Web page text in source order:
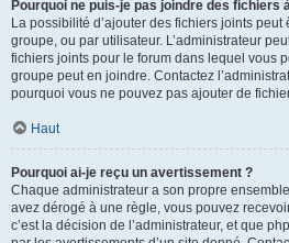
Pourquoi ne puis-je pas joindre des fichiers
La possibilité d’ajouter des fichiers joints
groupe, ou par utilisateur. L’administrateur
fichiers joints pour le forum dans lequel vous
groupe peut en joindre. Contactez
pourquoi vous ne pouvez pas ajouter de
Haut
Pourquoi ai-je reçu un avertissement ?
Chaque administrateur a son propre
avez dérogé à une règle, vous pouvez
c’est la décision de l’administrateur, et que